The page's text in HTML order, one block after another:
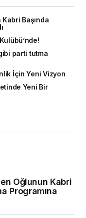
Başında
parti tutma
İçin Yeni Vizyon
Yeni Bir
Oğlunun Kabri
Programına